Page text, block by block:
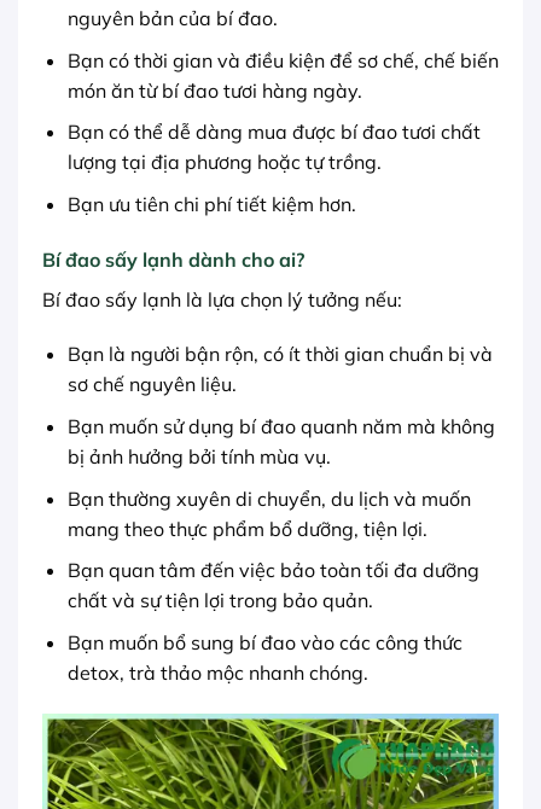
nguyên bản của bí đao.
Bạn có thời gian và điều kiện để sơ chế, chế biến
món ăn từ bí đao tươi hàng ngày.
Bạn có thể dễ dàng mua được bí đao tươi chất
lượng tại địa phương hoặc tự trồng.
Bạn ưu tiên chi phí tiết kiệm hơn.
Bí đao sấy lạnh dành cho ai?
Bí đao sấy lạnh là lựa chọn lý tưởng nếu:
Bạn là người bận rộn, có ít thời gian chuẩn bị và
sơ chế nguyên liệu.
Bạn muốn sử dụng bí đao quanh năm mà không
bị ảnh hưởng bởi tính mùa vụ.
Bạn thường xuyên di chuyển, du lịch và muốn
mang theo thực phẩm bổ dưỡng, tiện lợi.
Bạn quan tâm đến việc bảo toàn tối đa dưỡng
chất và sự tiện lợi trong bảo quản.
Bạn muốn bổ sung bí đao vào các công thức
detox, trà thảo mộc nhanh chóng.